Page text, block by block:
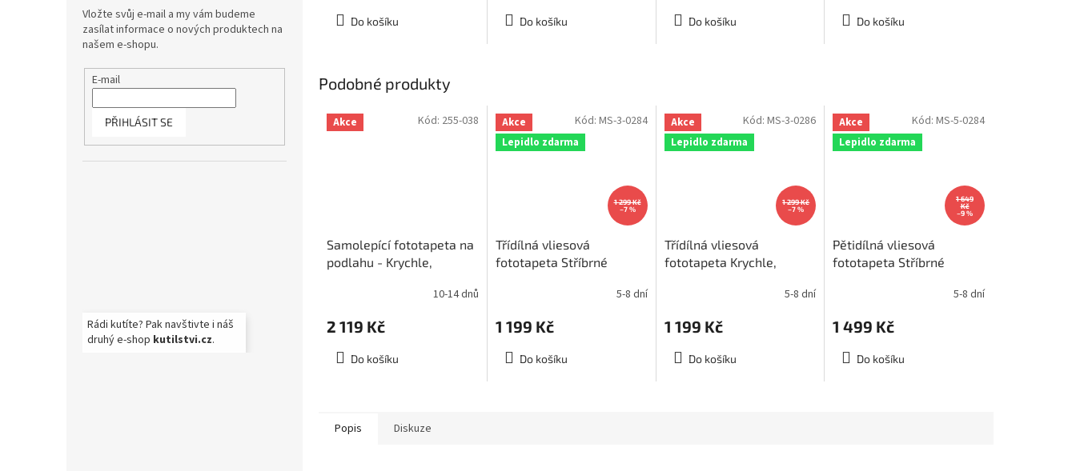
Vložte svůj e-mail a my vám budeme
zasílat informace o nových produktech na
našem e-shopu.
E-mail
PŘIHLÁSIT SE
Rádi kutíte? Pak navštivte i náš
druhý e-shop kutilstvi.cz.
3,0
Do košíku Do košíku Do košíku Do košíku
Podobné produkty
Akce
Samolepící fototapeta na
podlahu - Krychle,
10-14 dnů
2 119 Kč
Do košíku
Kód: 255-038
Akce
Lepidlo zdarma
1 299 Kč
–7 %
Třídílná vliesová
fototapeta Stříbrné
225x250cm, MS-3-0284
5-8 dní
1 199 Kč
Do košíku
Kód: MS-3-0284
Akce
Lepidlo zdarma
1 299 Kč
–7 %
Třídílná vliesová
fototapeta Krychle,
5-8 dní
1 199 Kč
Do košíku
Kód:MS-3-0286
Akce
Lepidlo zdarma
1 649
Kč
–9 %
Pětidílná vliesová
fototapeta Stříbrné
375x250cm, MS-5-0284
5-8 dní
1 499 Kč
Do košíku
Kód: MS-5-0284
Popis Diskuze